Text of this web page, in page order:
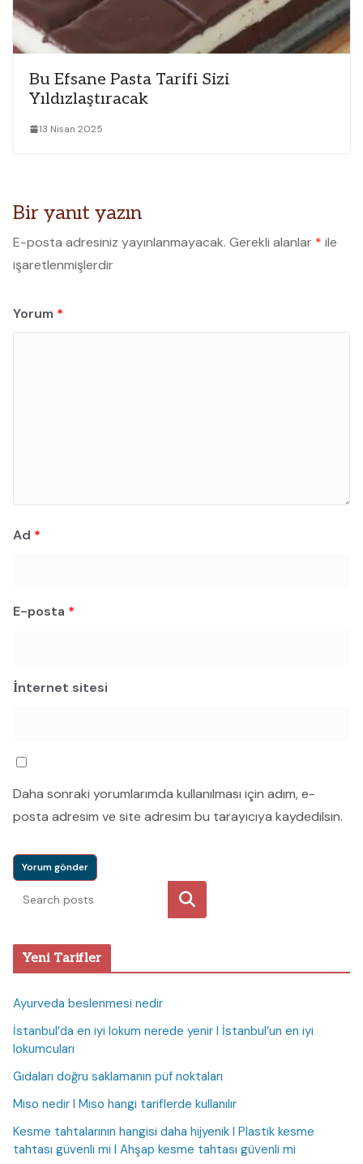
Bu Efsane Pasta Tarifi Sizi
Yıldızlaştıracak
13 Nisan 2025
Bir yanıt yazın
E-posta adresiniz yayınlanmayacak. Gerekli alanlar * ile
işaretlenmişlerdir
Yorum *
Ad *
E-posta *
İnternet sitesi
Daha sonraki yorumlarımda kullanılması için adım, e-
posta adresim ve site adresim bu tarayıcıya kaydedilsin.
Ara
Yeni Tarifler
Ayurveda beslenmesi nedir
İstanbul’da en iyi lokum nerede yenir I İstanbul’un en iyi
lokumcuları
Gıdaları doğru saklamanın püf noktaları
Miso nedir I Miso hangi tariflerde kullanılır
Kesme tahtalarının hangisi daha hijyenik I Plastik kesme
tahtası güvenli mi I Ahşap kesme tahtası güvenli mi